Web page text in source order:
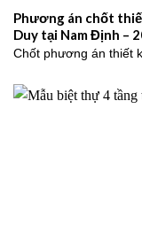
Phương án chốt
Duy tại Nam Định –
Chốt phương án thiết